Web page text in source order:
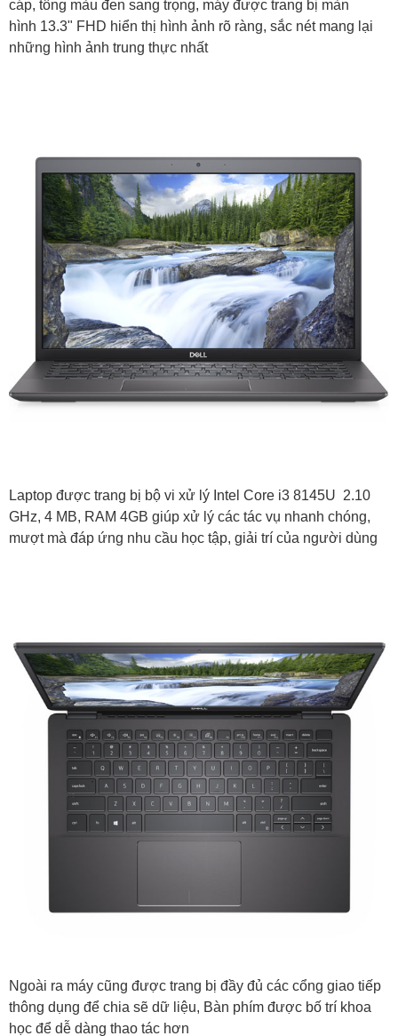
cáp, tông màu đen sang trọng, máy được trang bị màn
hình 13.3" FHD hiển thị hình ảnh rõ ràng, sắc nét mang lại
những hình ảnh trung thực nhất
Laptop được trang bị bộ vi xử lý Intel Core i3 8145U 2.10
GHz, 4 MB, RAM 4GB giúp xử lý các tác vụ nhanh chóng,
mượt mà đáp ứng nhu cầu học tập, giải trí của người dùng
Ngoài ra máy cũng được trang bị đầy đủ các cổng giao tiếp
thông dụng để chia sẽ dữ liệu, Bàn phím được bố trí khoa
học để dễ dàng thao tác hơn